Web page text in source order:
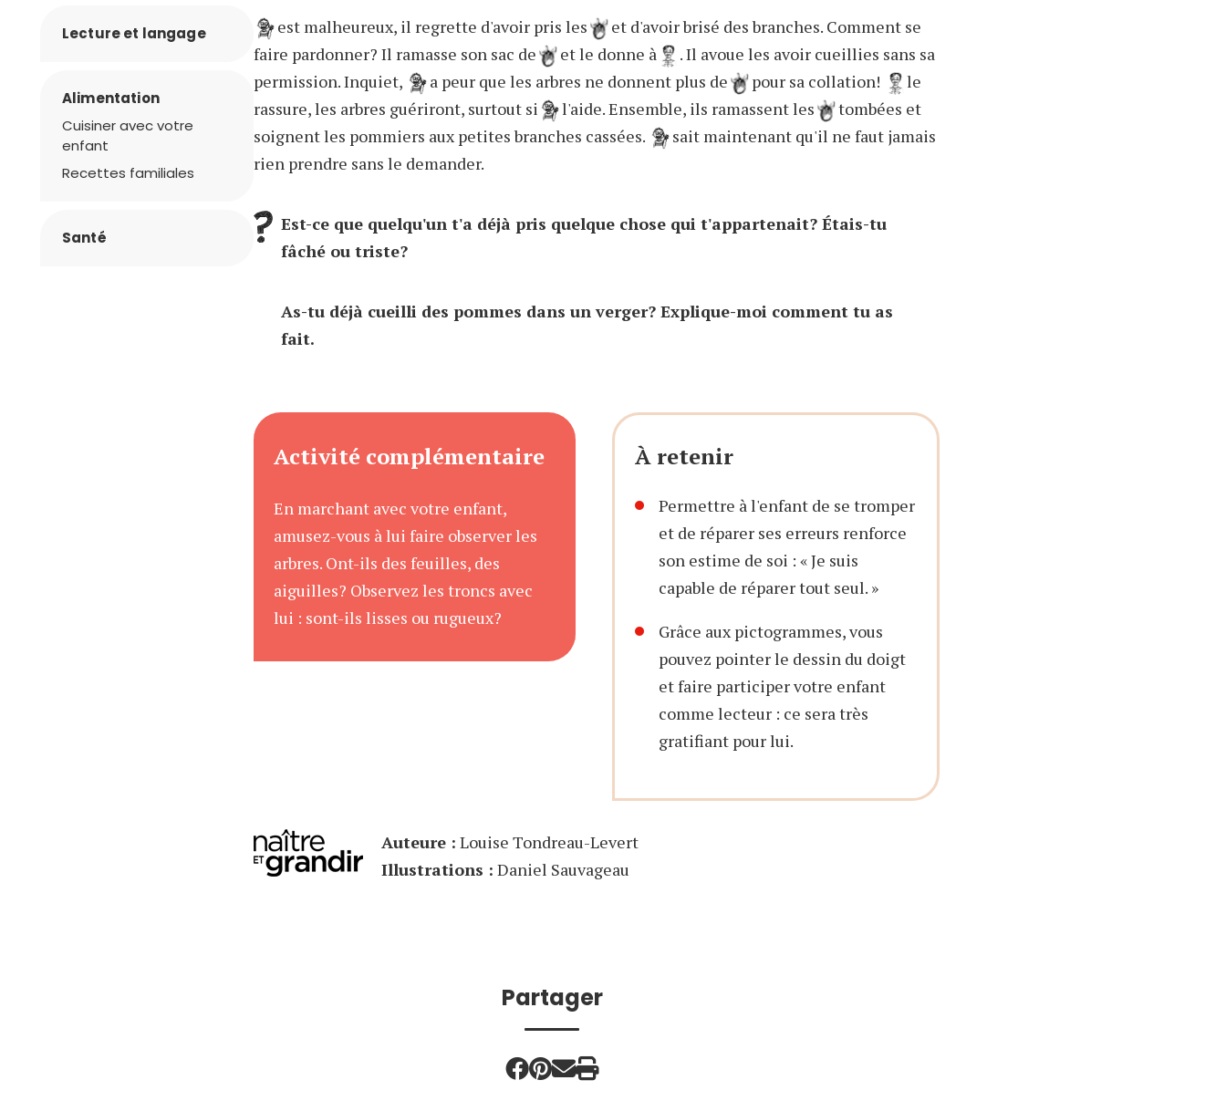
est malheureux, il regrette d'avoir pris les
et d'avoir brisé des branches. Comment se
faire pardonner? Il ramasse son sac de
et le donne à
. Il avoue les avoir cueillies sans sa
permission. Inquiet,
a peur que les arbres ne donnent plus de pour sa collation!
le
rassure, les arbres guériront, surtout si
l'aide. Ensemble, ils ramassent les
tombées et
soignent les pommiers aux petites branches cassées.
sait maintenant qu'il ne faut jamais
rien prendre sans le demander.
Est-ce que quelqu'un t'a déjà pris quelque chose qui t'appartenait? Étais-tu
fâché ou triste?
As-tu déjà cueilli des pommes dans un verger? Explique-moi comment tu as
fait.
Activité complémentaire
En marchant avec votre enfant,
amusez-vous à lui faire observer les
arbres. Ont-ils des feuilles, des
aiguilles? Observez les troncs avec
lui : sont-ils lisses ou rugueux?
À retenir
Permettre à l'enfant de se tromper
et de réparer ses erreurs renforce
son estime de soi : « Je suis
capable de réparer tout seul. »
Grâce aux pictogrammes, vous
pouvez pointer le dessin du doigt
et faire participer votre enfant
comme lecteur : ce sera très
gratifiant pour lui.
Auteure : Louise Tondreau-Levert
Illustrations : Daniel Sauvageau
Partager
Lecture et langage
Alimentation
Cuisiner avec votre
enfant
Recettes familiales
Santé